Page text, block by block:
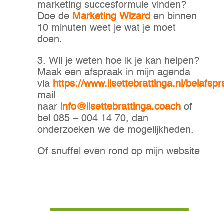
marketing succesformule vinden?
Doe de Marketing Wizarden binnen
10 minuten weet je wat je moet
doen.
3. Wil je weten hoe ik je kan helpen?
Maak een afspraak in mijn agenda
via https://www.lisettebrattinga.nl/
mail
naar info@lisettebrattinga.coachof
bel 085 – 004 14 70, dan
onderzoeken we de mogelijkheden.
Of snuffel even rond op mijn website